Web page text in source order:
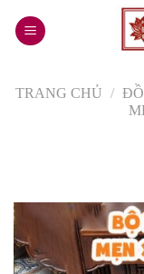
TRANG CHỦ /